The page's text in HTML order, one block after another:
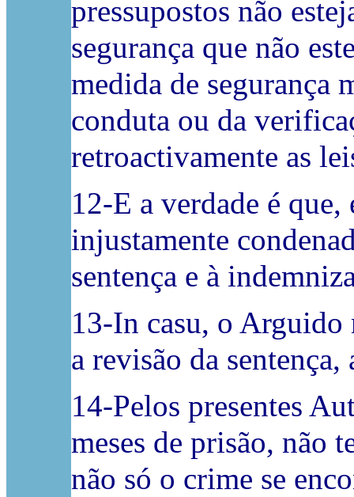
pressupostos não
segurança que não
medida de segurança
conduta ou da
retroactivamente as
12-E a verdade é
injustamente
sentença e à
13-In casu, o Arguido
a revisão da sentença,
14-Pelos presentes
meses de prisão, não
não só o crime se